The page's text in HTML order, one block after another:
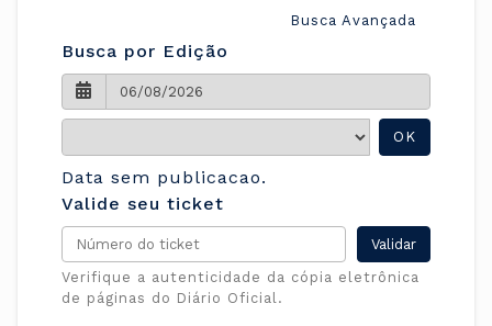
Busca por Edição
OK
Data sem publicacao.
Busca Avançada
Valide seu ticket
Verifique a autenticidade da cópia eletrônica
de páginas do Diário Oficial.